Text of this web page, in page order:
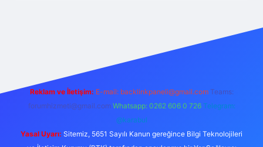
https://
Reklam ve İletişim: E-mail: backlinkpaneli@gmail.com Teams:
forumhizmeti@gmail.com Whatsapp: 0262 606 0 726 Telegram:
@karabul
Yasal Uyarı: Sitemiz, 5651 Sayılı Kanun gereğince Bilgi Teknolojileri